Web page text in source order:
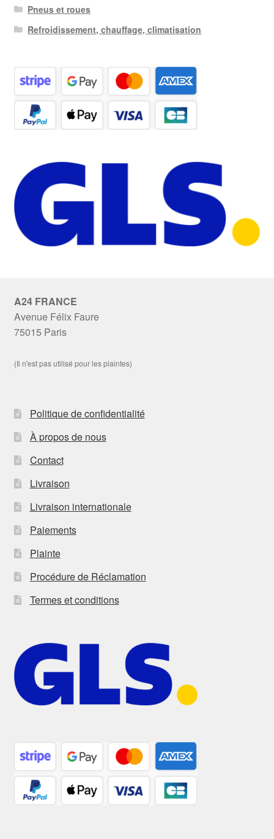
Pneus et roues
Refroidissement, chauffage, climatisation
A24 FRANCE
Avenue Félix Faure
75015 Paris
(Il n'est pas utilisé pour les plaintes)
Politique de confidentialité
À propos de nous
Contact
Livraison
Livraison internationale
Paiements
Plainte
Procédure de Réclamation
Termes et conditions